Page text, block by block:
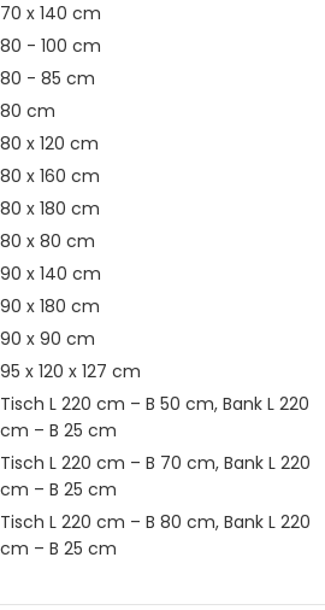
70 x 140 cm
80 - 100 cm
80 - 85 cm
80 cm
80 x 120 cm
80 x 160 cm
80 x 180 cm
80 x 80 cm
90 x 140 cm
90 x 180 cm
90 x 90 cm
95 x 120 x 127 cm
Tisch L 220 cm – B 50 cm, Bank L 220
cm – B 25 cm
Tisch L 220 cm – B 70 cm, Bank L 220
cm – B 25 cm
Tisch L 220 cm – B 80 cm, Bank L 220
cm – B 25 cm